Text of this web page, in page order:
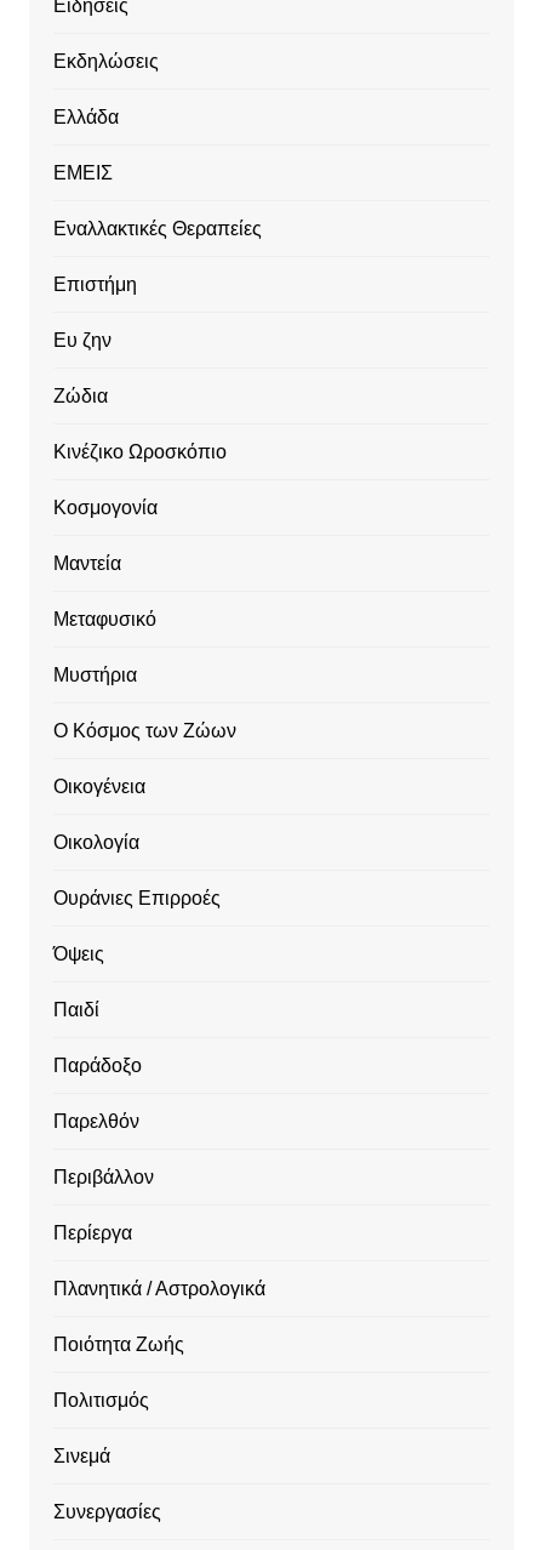
Ειδήσεις
Εκδηλώσεις
Ελλάδα
ΕΜΕΙΣ
Εναλλακτικές Θεραπείες
Επιστήμη
Ευ ζην
Ζώδια
Κινέζικο Ωροσκόπιο
Κοσμογονία
Μαντεία
Μεταφυσικό
Μυστήρια
Ο Κόσμος των Ζώων
Οικογένεια
Οικολογία
Ουράνιες Επιρροές
Όψεις
Παιδί
Παράδοξο
Παρελθόν
Περιβάλλον
Περίεργα
Πλανητικά / Αστρολογικά
Ποιότητα Ζωής
Πολιτισμός
Σινεμά
Συνεργασίες